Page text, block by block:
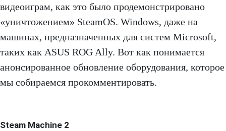
видеоиграм, как это было продемонстрировано
«уничтожением» SteamOS. Windows, даже на
машинах, предназначенных для систем Microsoft,
таких как ASUS ROG Ally. Вот как понимается
анонсированное обновление оборудования, которое
мы собираемся прокомментировать.
Steam Machine 2